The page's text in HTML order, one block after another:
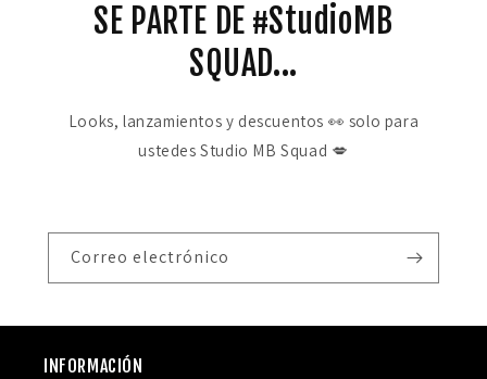
SE PARTE DE #StudioMB
SQUAD...
Looks, lanzamientos y descuentos 👀 solo para
ustedes Studio MB Squad 💋
Correo electrónico
INFORMACIÓN